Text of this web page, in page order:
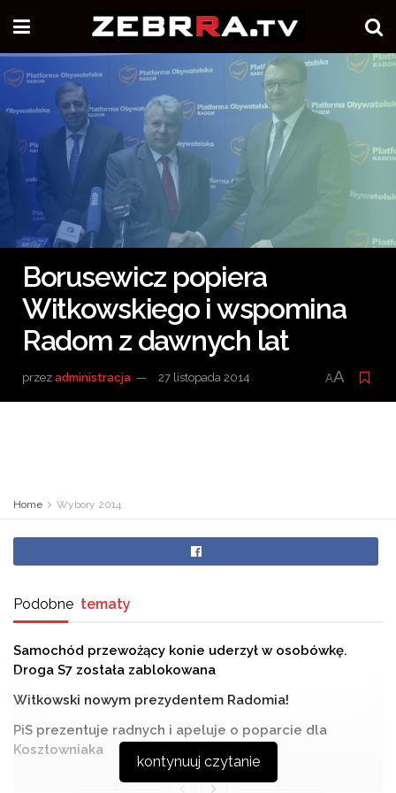
Borusewicz popiera
Witkowskiego i wspomina
Radom z dawnych lat
przez administracja 27 listopada 2014 AA
Home Wybory 2014
Podobne tematy
Samochód przewożący konie uderzył w osobówkę.
Droga S7 została zablokowana
Witkowski nowym prezydentem Radomia!
PiS prezentuje radnych i apeluje o poparcie dla
Kosztowniaka
kontynuuj czytanie